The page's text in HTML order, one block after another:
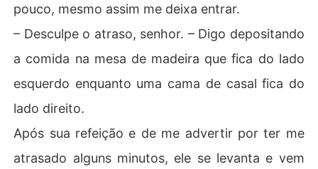
pouco, mesmo assim me deixa entrar.
– Desculpe o atraso, senhor. – Digo depositando
a comida na mesa de madeira que fica do lado
esquerdo enquanto uma cama de casal fica do
lado direito.
Após sua refeição e de me advertir por ter me
atrasado alguns minutos, ele se levanta e vem